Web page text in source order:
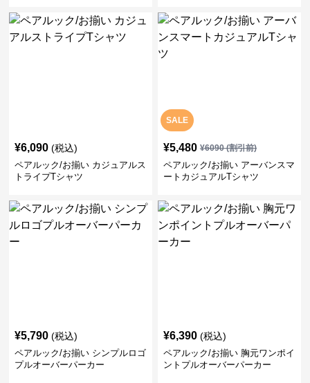
¥6,090 (税込)
ペアルック/お揃い カジュアルス
トライプTシャツ
SALE
¥5,480 ¥6090(割引前)
ペアルック/お揃い アーバンスマ
ートカジュアルTシャツ
¥5,790 (税込)
ペアルック/お揃い シンプルロゴ
プルオーバーパーカー
¥6,390 (税込)
ペアルック/お揃い 胸元ワンポイ
ントプルオーバーパーカー